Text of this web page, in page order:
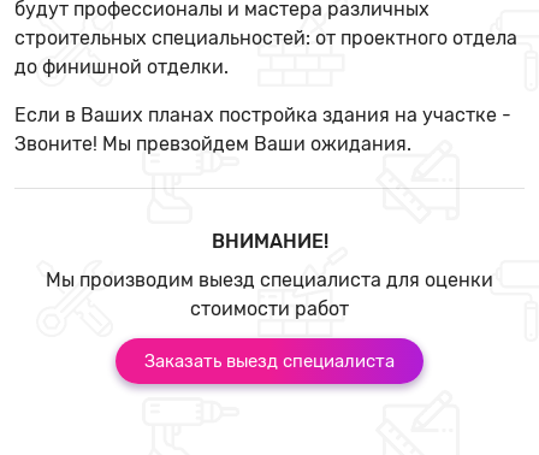
будут профессионалы и мастера различных
строительных специальностей: от проектного отдела
до финишной отделки.
Если в Ваших планах постройка здания на участке -
Звоните! Мы превзойдем Ваши ожидания.
ВНИМАНИЕ!
Мы производим выезд специалиста для оценки
стоимости работ
Заказать выезд специалиста